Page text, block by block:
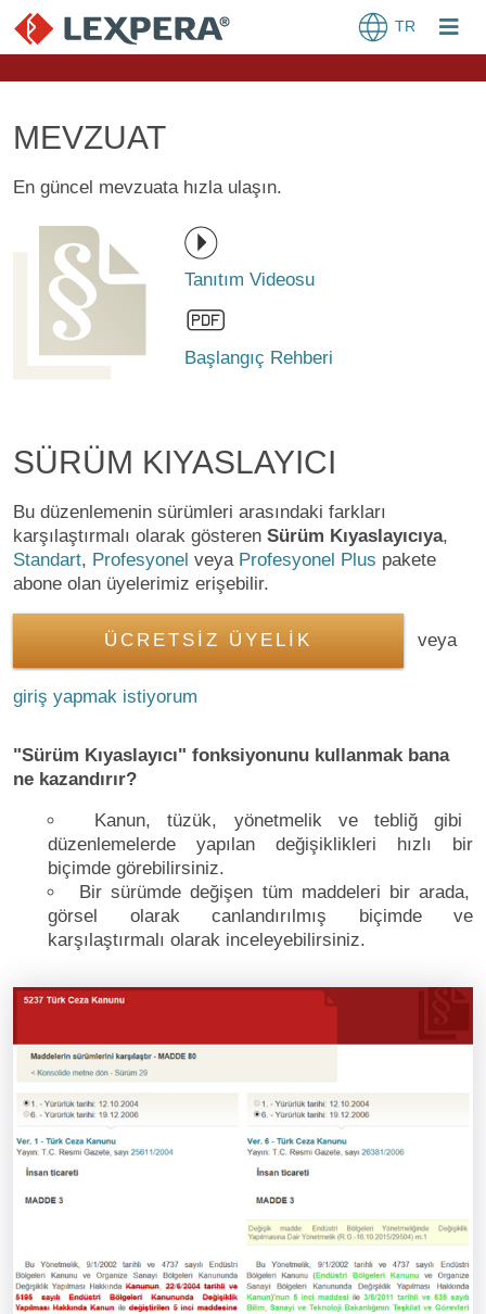
TR
MEVZUAT
En güncel mevzuata hızla ulaşın.
Tanıtım Videosu
Başlangıç Rehberi
SÜRÜM KIYASLAYICI
Bu düzenlemenin sürümleri arasındaki farkları
karşılaştırmalı olarak gösteren Sürüm Kıyaslayıcıya,
Standart, Profesyonel veya Profesyonel Plus pakete
abone olan üyelerimiz erişebilir.
ÜCRETSİZ ÜYELİK veya
giriş yapmak istiyorum
"Sürüm Kıyaslayıcı" fonksiyonunu kullanmak bana
ne kazandırır?
Kanun, tüzük, yönetmelik ve tebliğ gibi
düzenlemelerde yapılan değişiklikleri hızlı bir
biçimde görebilirsiniz.
Bir sürümde değişen tüm maddeleri bir arada,
görsel olarak canlandırılmış biçimde ve
karşılaştırmalı olarak inceleyebilirsiniz.